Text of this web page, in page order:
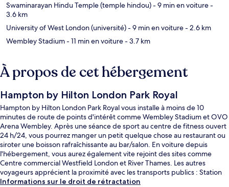
Swaminarayan Hindu Temple (temple hindou)- 9 min en voiture-
3.6 km
University of West London (université)- 9 min en voiture- 2.6 km
Wembley Stadium- 11 min en voiture- 3.7 km
À propos de cet hébergement
Hampton by Hilton London Park Royal
Hampton by Hilton London Park Royal vous installe à moins de 10
minutes de route de points d'intérêt comme Wembley Stadium et OVO
Arena Wembley. Après une séance de sport au centre de fitness ouvert
24 h/24, vous pourrez manger un petit quelque chose au restaurant ou
siroter une boisson rafraîchissante au bar/salon. En voiture depuis
l'hébergement, vous aurez également vite rejoint des sites comme
Centre commercial Westfield London et River Thames. Les autres
voyageurs apprécient la proximité avec les transports publics : Station
de métro Park Royal ne se trouve qu'à quelques encablures, tandis que
Informations sur le droit de rétractation